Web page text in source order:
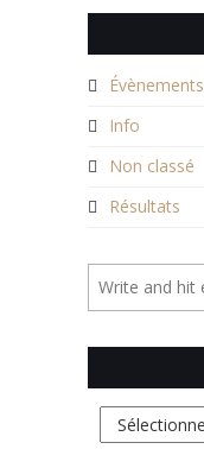
Évènements
Info
Non classé
Résultats
Archives